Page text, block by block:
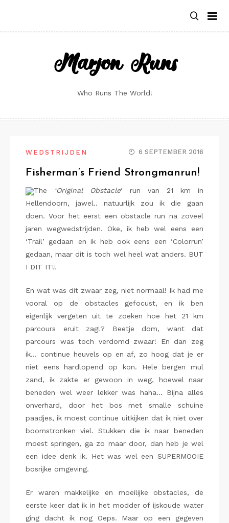
content
Marjon Runs
Who Runs The World!
WEDSTRIJDEN 6 SEPTEMBER 2016
Fisherman’s Friend Strongmanrun!
The ‘Original Obstacle‘ run van 21 km in
Hellendoorn, jawel.. natuurlijk zou ik die gaan
doen. Voor het eerst een obstacle run na zoveel
jaren wegwedstrijden. Oke, ik heb wel eens een
‘Trail’ gedaan en ik heb ook eens een ‘Colorrun’
gedaan, maar dit is toch wel heel wat anders. BUT
I DIT IT!!
En wat was dit zwaar zeg, niet normaal! Ik had me
vooral op de obstacles gefocust, en ik ben
eigenlijk vergeten uit te zoeken hoe het 21 km
parcours eruit zag!? Beetje dom, want dat
parcours was toch verdomd zwaar! En dan zeg
ik… continue heuvels op en af, zo hoog dat je er
niet eens hardlopend op kon. Hele bergen mul
zand, ik zakte er gewoon in weg, hoewel naar
beneden wel weer lekker was haha… Bijna alles
onverhard, door het bos met smalle schuine
paadjes, ik moest continue uitkijken dat ik niet over
boomstronken viel. Stukken die ik naar beneden
moest springen, ga zo maar door, dan heb je wel
een idee denk ik. Het was wel een SUPERMOOIE
bosrijke omgeving.
Er waren makkelijke en moeilijke obstacles, de
eerste keer dat ik in het modder of ijskoude water
ging dacht ik nog Oeps. Maar op een gegeven